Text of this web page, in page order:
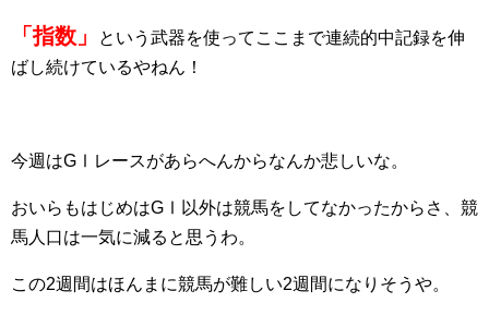
「指数」
という武器を使ってここまで連続的中記録を伸
ばし続けているやねん！
今週はGⅠレースがあらへんからなんか悲しいな。
おいらもはじめはGⅠ以外は競馬をしてなかったからさ、競
馬人口は一気に減ると思うわ。
この2週間はほんまに競馬が難しい2週間になりそうや。